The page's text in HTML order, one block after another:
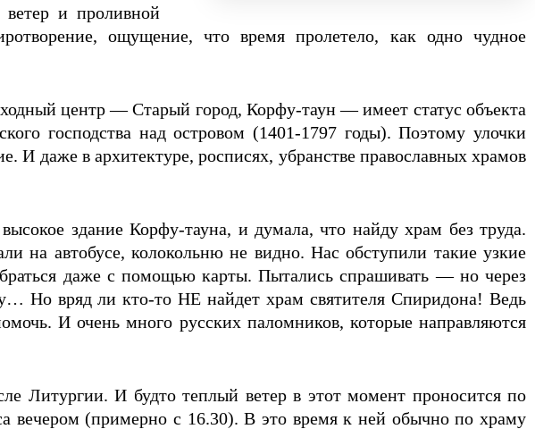
ветер и проливной
ощущение, что время пролетело, как одно чудное
центр — Старый город, Корфу-таун — имеет статус объекта
господства над островом (1401-1797 годы). Поэтому улочки
И даже в архитектуре, росписях, убранстве православных храмов
здание Корфу-тауна, и думала, что найду храм без труда.
на автобусе, колокольню не видно. Нас обступили такие узкие
даже с помощью карты. Пытались спрашивать — но через
Но вряд ли кто-то НЕ найдет храм святителя Спиридона! Ведь
И очень много русских паломников, которые направляются
Литургии. И будто теплый ветер в этот момент проносится по
вечером (примерно с 16.30). В это время к ней обычно по храму